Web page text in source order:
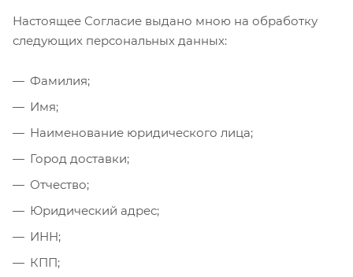
Настоящее Согласие выдано мною на обработку
следующих персональных данных:
Фамилия;
Имя;
Наименование юридического лица;
Город доставки;
Отчество;
Юридический адрес;
ИНН;
КПП;